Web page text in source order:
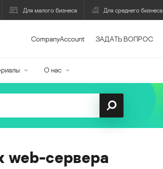
Для малого бизнеса Для среднего бизнеса
CompanyAccount ЗАДАТЬ ВОПРОС
О нас
web-сервера